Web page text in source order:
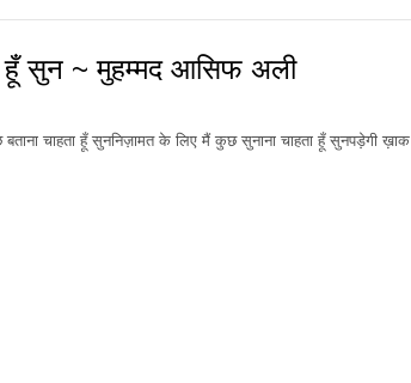
हूँ सुन ~ मुहम्मद आसिफ अली
चाहता हूँ सुननिज़ामत के लिए मैं कुछ सुनाना चाहता हूँ सुनपड़ेगी ख़ाक